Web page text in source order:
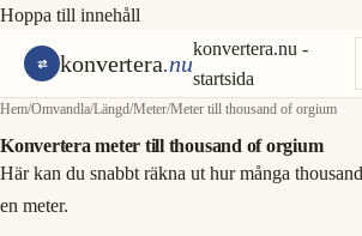
Hoppa till innehåll
konvertera.nu
konvertera.nu -
startsida
Hem/Omvandla/Längd/Meter/Meter till thousand of orgium
Konvertera meter till thousand of orgium
Här kan du snabbt räkna ut hur många
en meter.